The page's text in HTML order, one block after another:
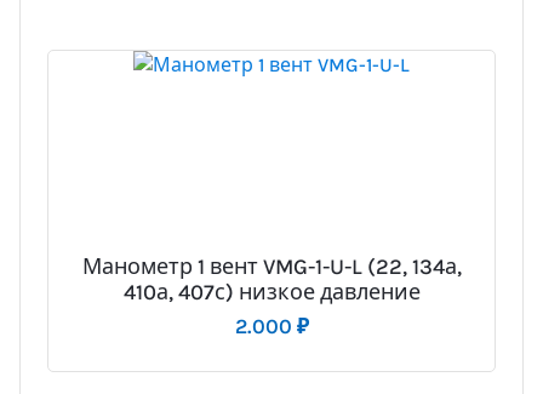
Манометр 1 вент VMG-1-U-L (22, 134а,
410а, 407с) низкое давление
2.000 ₽